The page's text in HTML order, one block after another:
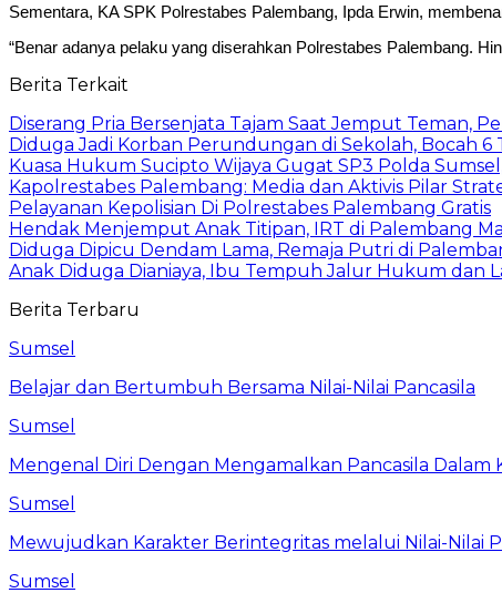
Sementara, KA SPK Polrestabes Palembang, Ipda Erwin,
“Benar adanya pelaku yang diserahkan Polrestabes Palembang.
Berita Terkait
Diserang Pria Bersenjata Tajam Saat Jemput Teman,
Diduga Jadi Korban Perundungan di Sekolah, Bocah
Kuasa Hukum Sucipto Wijaya Gugat SP3 Polda
Kapolrestabes Palembang: Media dan Aktivis Pilar
Pelayanan Kepolisian Di Polrestabes Palembang Gratis
Hendak Menjemput Anak Titipan, IRT di Palembang
Diduga Dipicu Dendam Lama, Remaja Putri di
Anak Diduga Dianiaya, Ibu Tempuh Jalur Hukum dan
Berita Terbaru
Sumsel
Belajar dan Bertumbuh Bersama Nilai-Nilai Pancasila
Sumsel
Mengenal Diri Dengan Mengamalkan Pancasila Dalam
Sumsel
Mewujudkan Karakter Berintegritas melalui Nilai-Nilai
Sumsel